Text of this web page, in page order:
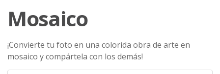
Mosaico
¡Convierte tu foto en una colorida obra de arte en
mosaico y compártela con los demás!